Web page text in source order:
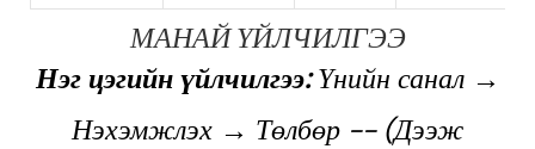
МАНАЙ ҮЙЛЧИЛГЭЭ
Нэг цэгийн үйлчилгээ:Үнийн санал →
Нэхэмжлэх → Төлбөр -- (Дээж